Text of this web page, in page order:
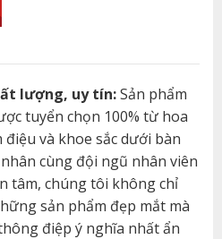
lượng, uy tín:Sản phẩm
tuyển chọn 100% từ hoa
và khoe sắc dưới bàn
cùng đội ngũ nhân viên
tâm, chúng tôi không chỉ
sản phẩm đẹp mắt mà
điệp ý nghĩa nhất ẩn